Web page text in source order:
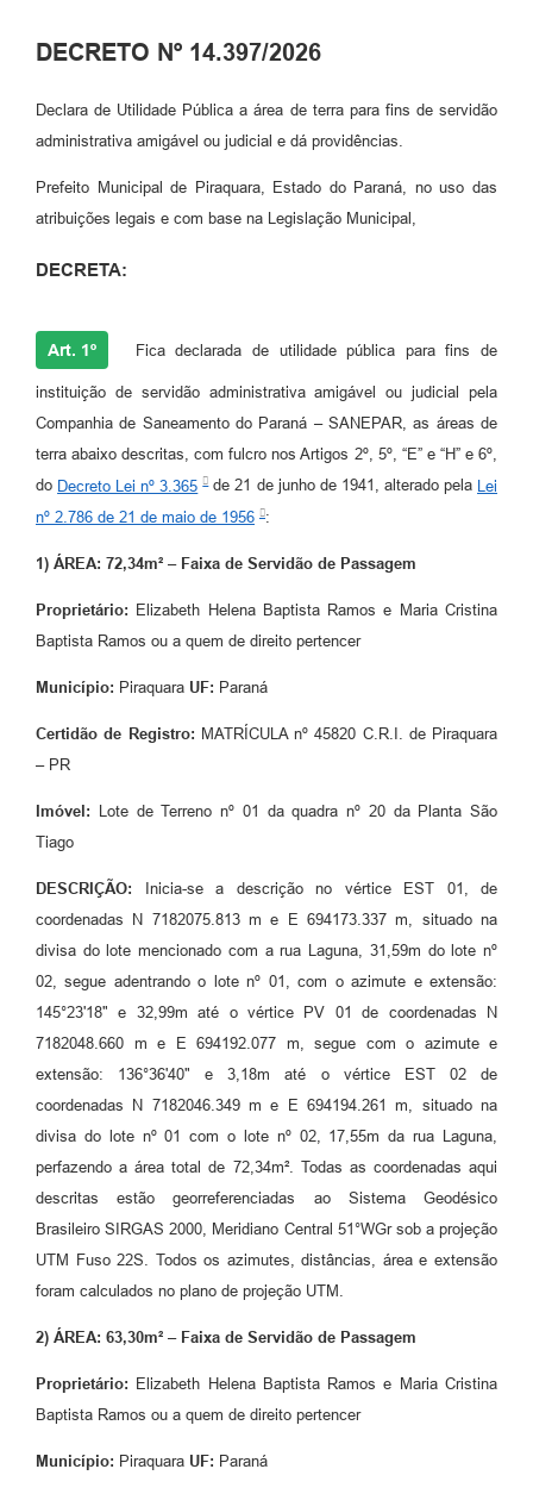
DECRETO Nº 14.397/2026
Declara de Utilidade Pública a área de terra para fins de servidão
administrativa amigável ou judicial e dá providências.
Prefeito Municipal de Piraquara, Estado do Paraná, no uso das
atribuições legais e com base na Legislação Municipal,
DECRETA:
Art. 1º Fica declarada de utilidade pública para fins de
instituição de servidão administrativa amigável ou judicial pela
Companhia de Saneamento do Paraná – SANEPAR, as áreas de
terra abaixo descritas, com fulcro nos Artigos 2º, 5º, “E” e “H” e 6º,
do Decreto Lei nº 3.365 de 21 de junho de 1941, alterado pela
Lei
nº 2.786 de 21 de maio de 1956
:
1) ÁREA: 72,34m² – Faixa de Servidão de Passagem
Proprietário: Elizabeth Helena Baptista Ramos e Maria Cristina
Baptista Ramos ou a quem de direito pertencer
Município: Piraquara UF: Paraná
Certidão de Registro: MATRÍCULA nº 45820 C.R.I. de Piraquara
– PR
Imóvel: Lote de Terreno nº 01 da quadra nº 20 da Planta São
Tiago
DESCRIÇÃO: Inicia-se a descrição no vértice EST 01, de
coordenadas N 7182075.813 m e E 694173.337 m, situado na
divisa do lote mencionado com a rua Laguna, 31,59m do lote nº
02, segue adentrando o lote nº 01, com o azimute e extensão:
145°23'18" e 32,99m até o vértice PV 01 de coordenadas N
7182048.660 m e E 694192.077 m, segue com o azimute e
extensão: 136°36'40" e 3,18m até o vértice EST 02 de
coordenadas N 7182046.349 m e E 694194.261 m, situado na
divisa do lote nº 01 com o lote nº 02, 17,55m da rua Laguna,
perfazendo a área total de 72,34m². Todas as coordenadas aqui
descritas estão georreferenciadas ao Sistema Geodésico
Brasileiro SIRGAS 2000, Meridiano Central 51°WGr sob a projeção
UTM Fuso 22S. Todos os azimutes, distâncias, área e extensão
foram calculados no plano de projeção UTM.
2) ÁREA: 63,30m² – Faixa de Servidão de Passagem
Proprietário: Elizabeth Helena Baptista Ramos e Maria Cristina
Baptista Ramos ou a quem de direito pertencer
Município: Piraquara UF: Paraná